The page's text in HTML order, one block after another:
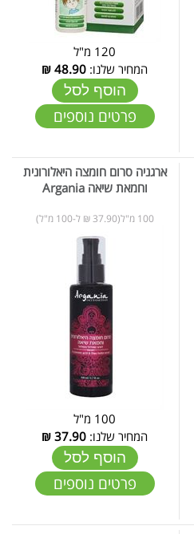
120 מ"ל
המחיר שלנו: 48.90
₪
הוסף לסל
פרטים נוספים
ארגניה סרום חומצה היאלורונית
וחמאת שיאה Argania
100 מ"ל(37.90 ₪ ל-100 מ"ל)
100 מ"ל
המחיר שלנו: 37.90
₪
הוסף לסל
פרטים נוספים